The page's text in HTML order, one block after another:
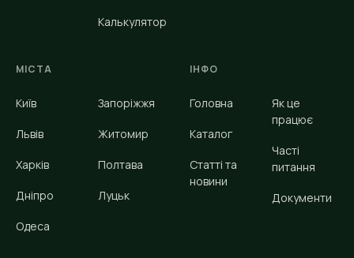
Калькулятор
МІСТА
Київ
Львів
Харків
Дніпро
Одеса
Запоріжжя
Житомир
Полтава
Луцьк
ІНФО
Головна
Каталог
Статті та
новини
Як це
працює
Часті
питання
Документи